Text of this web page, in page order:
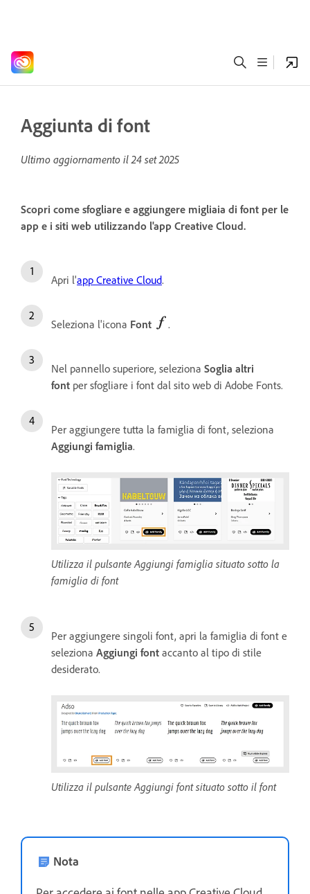
Aggiunta di font
Ultimo aggiornamento il24 set 2025
Scopri come sfogliare e aggiungere migliaia di font per le
app e i siti web utilizzando l'app Creative Cloud.
Apri l'app Creative Cloud.
Seleziona l'icona Font .
Nel pannello superiore, seleziona Soglia altri
font per sfogliare i font dal sito web di Adobe Fonts.
Per aggiungere tutta la famiglia di font, seleziona
Aggiungi famiglia.
Utilizza il pulsante Aggiungi famiglia situato sotto la
famiglia di font
Per aggiungere singoli font, apri la famiglia di font e
seleziona Aggiungi font accanto al tipo di stile
desiderato.
Utilizza il pulsante Aggiungi font situato sotto il font
Nota